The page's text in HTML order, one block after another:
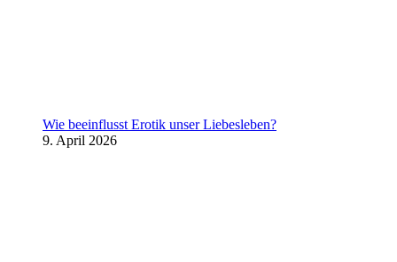
Wie beeinflusst Erotik unser Liebesleben?
9. April 2026